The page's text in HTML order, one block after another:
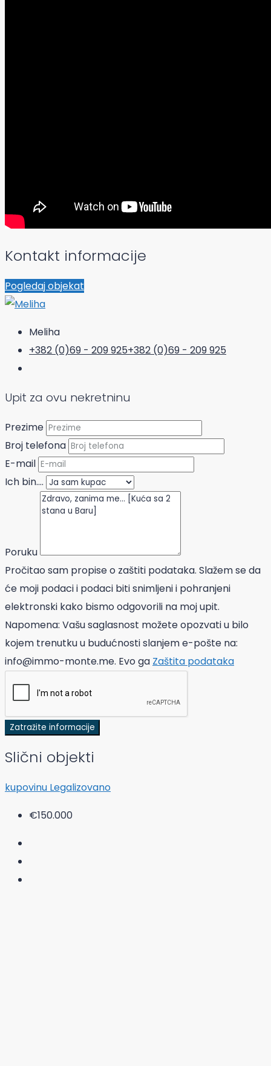
Kontakt informacije
Pogledaj objekat
Meliha
+382 (0)69 - 209 925+382 (0)69 - 209 925
Upit za ovu nekretninu
Prezime
Broj telefona
E-mail
Ich bin....
Poruku
Pročitao sam propise o zaštiti podataka. Slažem se da
će moji podaci i podaci biti snimljeni i pohranjeni
elektronski kako bismo odgovorili na moj upit.
Napomena: Vašu saglasnost možete opozvati u bilo
kojem trenutku u budućnosti slanjem e-pošte na:
info@immo-monte.me. Evo ga Zaštita podataka
Zatražite informacije
Slični objekti
kupovinu Legalizovano
€150.000